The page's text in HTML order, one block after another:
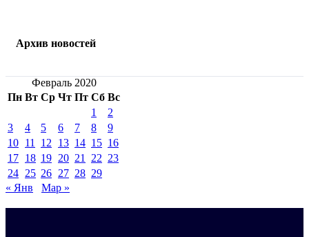
Архив новостей
Февраль 2020
Пн Вт Ср Чт Пт Сб Вс
1
2
3
4 5 6 7 8
9
10 11 12 13 14 15 16
17 18 19 20 21 22 23
24 25 26 27 28 29
« Янв
Мар »